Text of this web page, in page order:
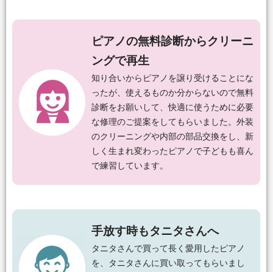
ピアノの無料診断からクリーニ
ングで再生
知り合いからピアノを譲り受けることにな
ったが、使えるものか分からないので無料
診断をお願いして、快適に使うために必要
な修理のご提案をしてもらいました。外装
のクリーニングや内部の部品交換をし、新
しく生まれ変わったピアノで子どもも喜ん
で練習しています。
手放す時もタニタさんへ
タニタさんで買って長く愛用したピアノ
を、タニタさんに買い取ってもらいまし